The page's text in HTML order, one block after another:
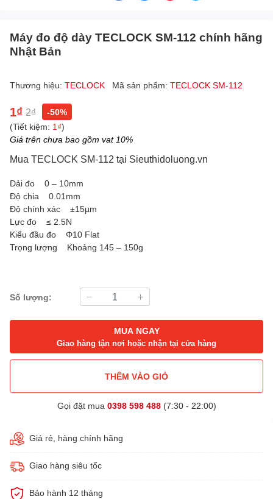
Máy đo độ dày TECLOCK SM-112 chính hãng
Nhật Bản
Thương hiệu: TECLOCK Mã sản phẩm: TECLOCK SM-112
1₫ 2₫
-50%
(Tiết kiệm: 1₫)
Giá trên chưa bao gồm vat 10%
Mua TECLOCK SM-112 tại Sieuthidoluong.vn
Dải đo 0 – 10mm
Độ chia 0.01mm
Độ chính xác ±15µm
Lực đo ≤ 2.5N
Kiểu đầu đo Φ10 Flat
Trọng lượng Khoảng 145 – 150g
Số lượng:
MUA NGAY
Giao hàng tận nơi hoặc nhận tại cửa hàng
THÊM VÀO GIỎ
Gọi đặt mua 0398 598 488(7:30 - 22:00)
Giá rẻ, hàng chính hãng
Giao hàng siêu tốc
Bảo hành 12 tháng